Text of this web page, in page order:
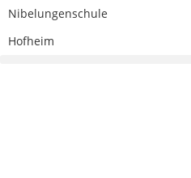
Nibelungenschule
Hofheim